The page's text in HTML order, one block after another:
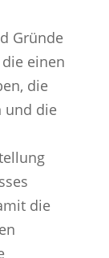
Gründe
einen
die
und die
die